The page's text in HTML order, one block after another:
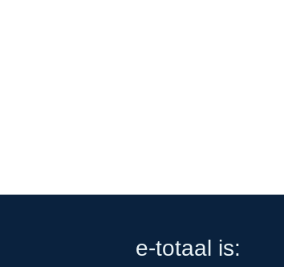
e-totaal is: